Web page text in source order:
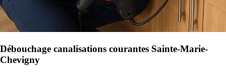
Débouchage canalisations courantes Sainte-Marie-
Chevigny